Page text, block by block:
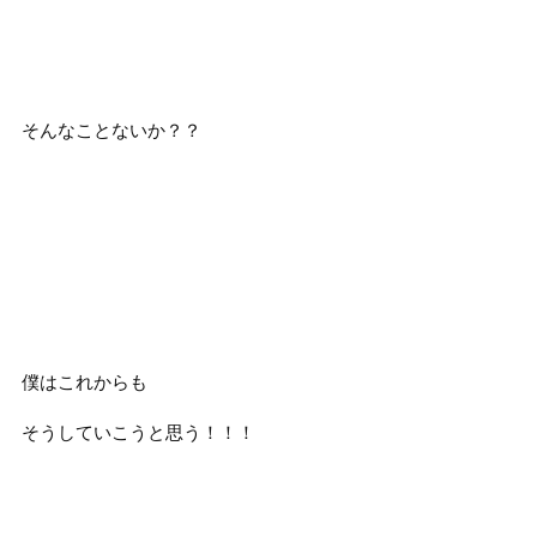
そんなことないか？？
僕はこれからも
そうしていこうと思う！！！